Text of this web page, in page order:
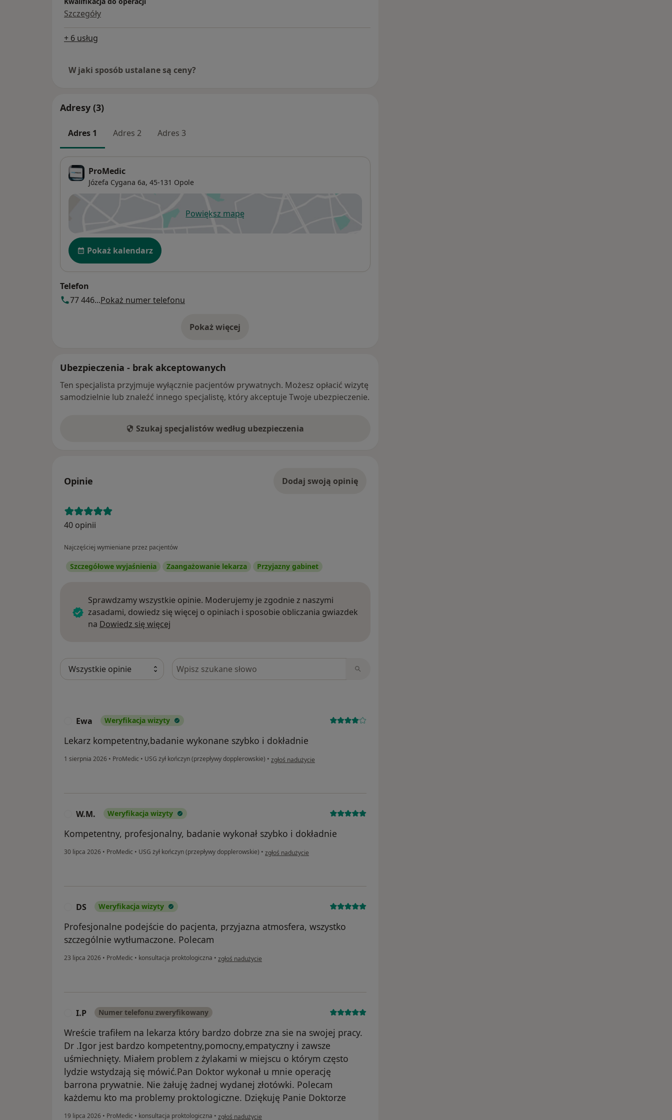
Szczegóły
+ 6 usług
W jaki sposób ustalane są ceny?
Adresy (3)
Adres 1 Adres 2 Adres 3
ProMedic
Józefa Cygana 6a, 45-131 Opole
Powiększ mapęotwiera się w nowej karcie
Dostępność
Pokaż kalendarz
Telefon
77 446...Pokaż numer telefonu
Pokaż więcej
o adresie
Ubezpieczenia - brak akceptowanych
Ten specjalista przyjmuje wyłącznie pacjentów prywatnych. Możesz opłacić wizytę
samodzielnie lub znaleźć innego specjalistę, który akceptuje Twoje ubezpieczenie.
Szukaj specjalistów według ubezpieczenia
Opinie Dodaj swoją opinię
40 opinii
Najczęściej wymieniane przez pacjentów
Szczegółowe wyjaśnienia Zaangażowanie lekarza Przyjazny gabinet
Sprawdzamy wszystkie opinie. Moderujemy je zgodnie z naszymi
zasadami, dowiedz się więcej o opiniach i sposobie obliczania gwiazdek
na Dowiedz się więcej
Szukaj w opiniach
Ewa Weryfikacja wizyty
Lekarz kompetentny,badanie wykonane szybko i dokładnie
1 sierpnia 2026 • ProMedic • USG żył kończyn (przepływy dopplerowskie) • w opinii użytkownika Ewa
zgłoś nadużycie
W.M. Weryfikacja wizyty
Kompetentny, profesjonalny, badanie wykonał szybko i dokładnie
30 lipca 2026 • ProMedic • USG żył kończyn (przepływy dopplerowskie) • w opinii użytkownika W.M.
zgłoś nadużycie
DS Weryfikacja wizyty
Profesjonalne podejście do pacjenta, przyjazna atmosfera, wszystko
szczególnie wytłumaczone. Polecam
23 lipca 2026 • ProMedic • konsultacja proktologiczna • w opinii użytkownika DS
zgłoś nadużycie
I.P Numer telefonu zweryfikowany
Wreście trafiłem na lekarza który bardzo dobrze zna sie na swojej pracy.
Dr .Igor jest bardzo kompetentny,pomocny,empatyczny i zawsze
uśmiechnięty. Miałem problem z żylakami w miejscu o którym często
lydzie wstydzają się mówić.Pan Doktor wykonał u mnie operację
barrona prywatnie. Nie żałuję żadnej wydanej złotówki. Polecam
każdemu kto ma problemy proktologiczne. Dziękuję Panie Doktorze
19 lipca 2026 • ProMedic • konsultacja proktologiczna • w opinii użytkownika I.P
zgłoś nadużycie